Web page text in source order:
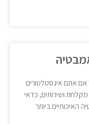
אתם אינסטלטורים
ושירותים, כדאי
האיכותיים ביותר